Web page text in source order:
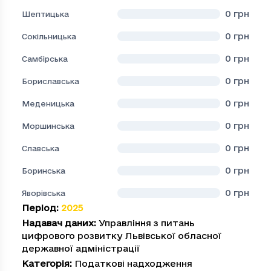
Шептицька 0 грн
Сокільницька 0 грн
Самбірська 0 грн
Бориславська 0 грн
Меденицька 0 грн
Моршинська 0 грн
Славська 0 грн
Боринська 0 грн
Яворівська 0 грн
Період: 2025
Надавач даних: Управління з питань
цифрового розвитку Львівської обласної
державної адміністрації
Категорія: Податкові надходження